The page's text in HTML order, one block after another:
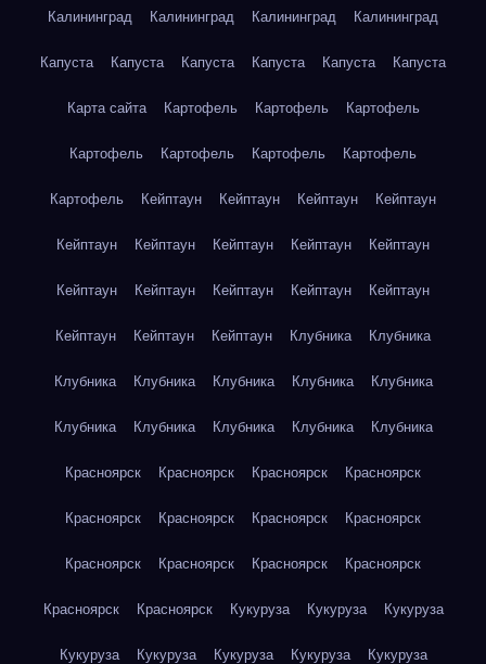
Калининград Калининград Калининград Калининград
Капуста Капуста Капуста Капуста Капуста Капуста
Карта сайта Картофель Картофель Картофель
Картофель Картофель Картофель Картофель
Картофель Кейптаун Кейптаун Кейптаун Кейптаун
Кейптаун Кейптаун Кейптаун Кейптаун Кейптаун
Кейптаун Кейптаун Кейптаун Кейптаун Кейптаун
Кейптаун Кейптаун Кейптаун Клубника Клубника
Клубника Клубника Клубника Клубника Клубника
Клубника Клубника Клубника Клубника Клубника
Красноярск Красноярск Красноярск Красноярск
Красноярск Красноярск Красноярск Красноярск
Красноярск Красноярск Красноярск Красноярск
Красноярск Красноярск Кукуруза Кукуруза Кукуруза
Кукуруза Кукуруза Кукуруза Кукуруза Кукуруза